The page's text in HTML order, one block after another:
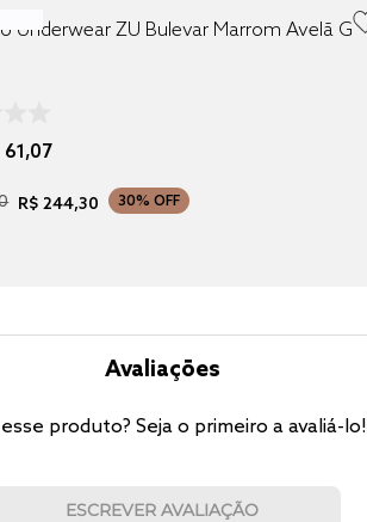
Underwear ZU Bulevar Marrom Avelã G
61,07
R$ 244,30 30% OFF
Avaliações
produto? Seja o primeiro a avaliá-lo!
ESCREVER AVALIAÇÃO